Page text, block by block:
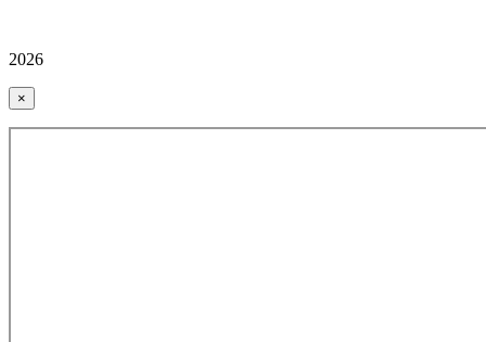
2026
×